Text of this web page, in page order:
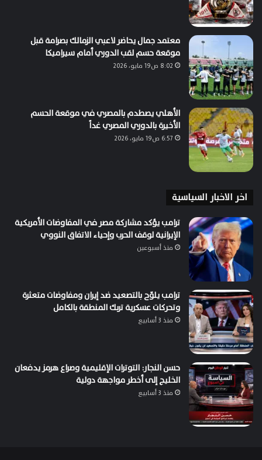
معتمد جمال يحاضر لاعبي الزمالك بصرامة قبل
موقعة حسم لقب الدوري أمام سيراميكا
8:02 ص19 مايو، 2026
الأهلي يصطدم بالمصري في موقعة الحسم
الأخيرة بالدوري المصري غداً
6:57 ص19 مايو، 2026
اخر الاخبار السياسية
ترامب يؤكد مشاركة مصر في المفاوضات الأمريكية
الإيرانية لوقف الحرب وإحياء الاتفاق النووي
منذ أسبوعين
ترامب يلوّح بالتصعيد ضد إيران ومفاوضات متعثرة
وتحركات عسكرية تربك المنطقة بالكامل
منذ 3 أسابيع
حسن النجار: التوترات الإقليمية وصراع هرمز يدفعان
الخليج إلى أخطر مواجهة دولية
منذ 3 أسابيع